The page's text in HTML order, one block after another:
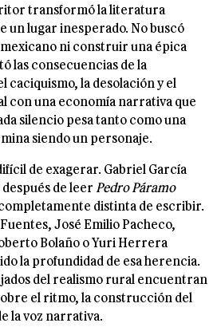
transformó la literatura
un lugar inesperado. No buscó
ni construir una épica
las consecuencias de la
caciquismo, la desolación y el
con una economía narrativa que
silencio pesa tanto como una
siendo un personaje.
de exagerar. Gabriel García
de leer Pedro Páramo
distinta de escribir.
José Emilio Pacheco,
Bolaño o Yuri Herrera
la profundidad de esa herencia.
del realismo rural encuentran
el ritmo, la construcción del
la voz narrativa.